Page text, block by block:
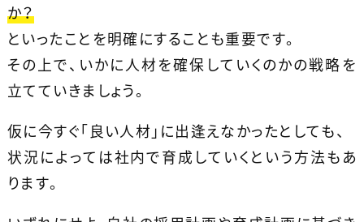
か？
といったことを明確にすることも重要です。
その上で、いかに人材を確保していくのかの戦略を
立てていきましょう。
仮に今すぐ「良い人材」に出逢えなかったとしても、
状況によっては社内で育成していくという方法もあ
ります。